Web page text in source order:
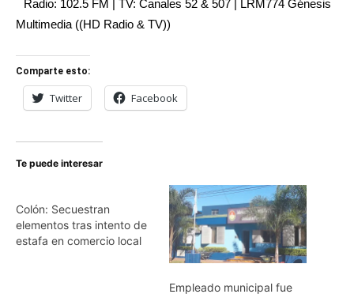
Radio: 102.5 FM | TV: Canales 52 & 507 | LRM774 Génesis
Multimedia ((HD Radio & TV))
Comparte esto:
Twitter Facebook
Te puede interesar
Colón: Secuestran
elementos tras intento de
estafa en comercio local
Empleado municipal fue